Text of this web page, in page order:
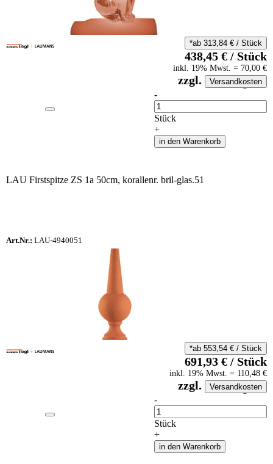
auf Anfrageliste
-
Anzahl
Stück
+
in den Warenkorb
*ab 313,84 €/ Stück
438,45 €/ Stück
inkl. 19% Mwst. = 70,00 €
zzgl. Versandkosten
LAU Firstspitze ZS 1a 50cm, korallenr. bril-glas.51
Art.Nr.: LAU-4940051
auf Anfrageliste
-
Anzahl
Stück
+
in den Warenkorb
*ab 553,54 €/ Stück
691,93 €/ Stück
inkl. 19% Mwst. = 110,48 €
zzgl. Versandkosten